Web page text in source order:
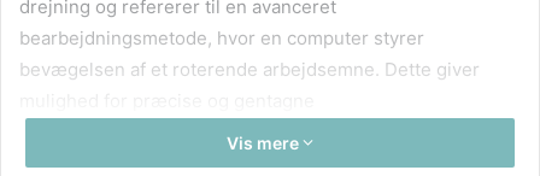
drejning og refererer til en avanceret
bearbejdningsmetode, hvor en computer styrer
bevægelsen af et roterende arbejdsemne. Dette giver
bearbejdningsprocesser, hvilket er afgørende i
produktionen af komplekse dele.
Vis mere